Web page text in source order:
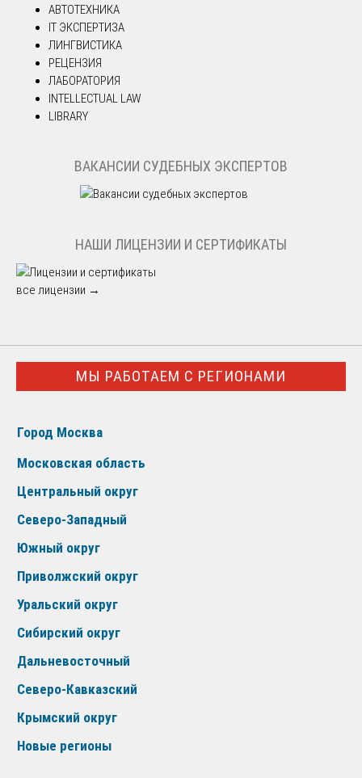
АВТОТЕХНИКА
IT ЭКСПЕРТИЗА
ЛИНГВИСТИКА
РЕЦЕНЗИЯ
ЛАБОРАТОРИЯ
INTELLECTUAL LAW
LIBRARY
ВАКАНСИИ СУДЕБНЫХ ЭКСПЕРТОВ
НАШИ ЛИЦЕНЗИИ И СЕРТИФИКАТЫ
все лицензии →
МЫ РАБОТАЕМ С РЕГИОНАМИ
Город Москва
Московская область
Центральный округ
Северо-Западный
Южный округ
Приволжский округ
Уральский округ
Сибирский округ
Дальневосточный
Северо-Кавказский
Крымский округ
Новые регионы